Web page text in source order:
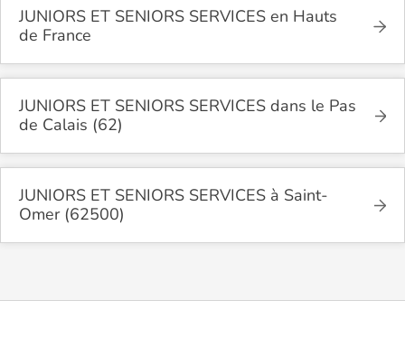
JUNIORS ET SENIORS SERVICES en Hauts
de France
JUNIORS ET SENIORS SERVICES dans le Pas
de Calais (62)
JUNIORS ET SENIORS SERVICES à Saint-
Omer (62500)